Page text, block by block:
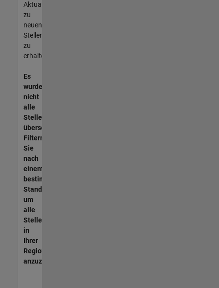
Aktualisierungen
zu
neuen
Stellenangeboten
zu
erhalten.
Es
wurden
nicht
alle
Stellen
übersetzt.
Filtern
Sie
nach
einem
bestimmten
Standort,
um
alle
Stellenangebote
in
Ihrer
Region
anzuzeigen.